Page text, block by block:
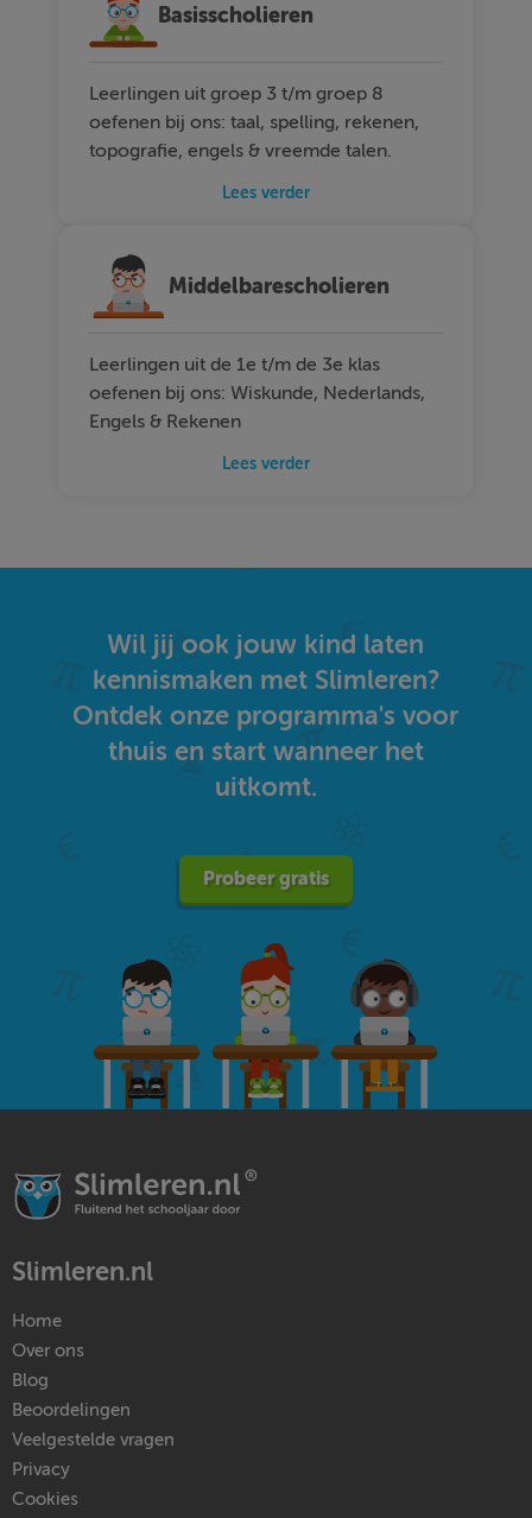
Basisscholieren
Leerlingen uit groep 3 t/m groep 8
oefenen bij ons: taal, spelling, rekenen,
topografie, engels & vreemde talen.
Lees verder
Middelbarescholieren
Leerlingen uit de 1e t/m de 3e klas
oefenen bij ons: Wiskunde, Nederlands,
Engels & Rekenen
Lees verder
Wil jij ook jouw kind laten
kennismaken met Slimleren?
Ontdek onze programma's voor
thuis en start wanneer het
uitkomt.
Probeer gratis
Slimleren.nl
Home
Over ons
Blog
Beoordelingen
Veelgestelde vragen
Privacy
Cookies